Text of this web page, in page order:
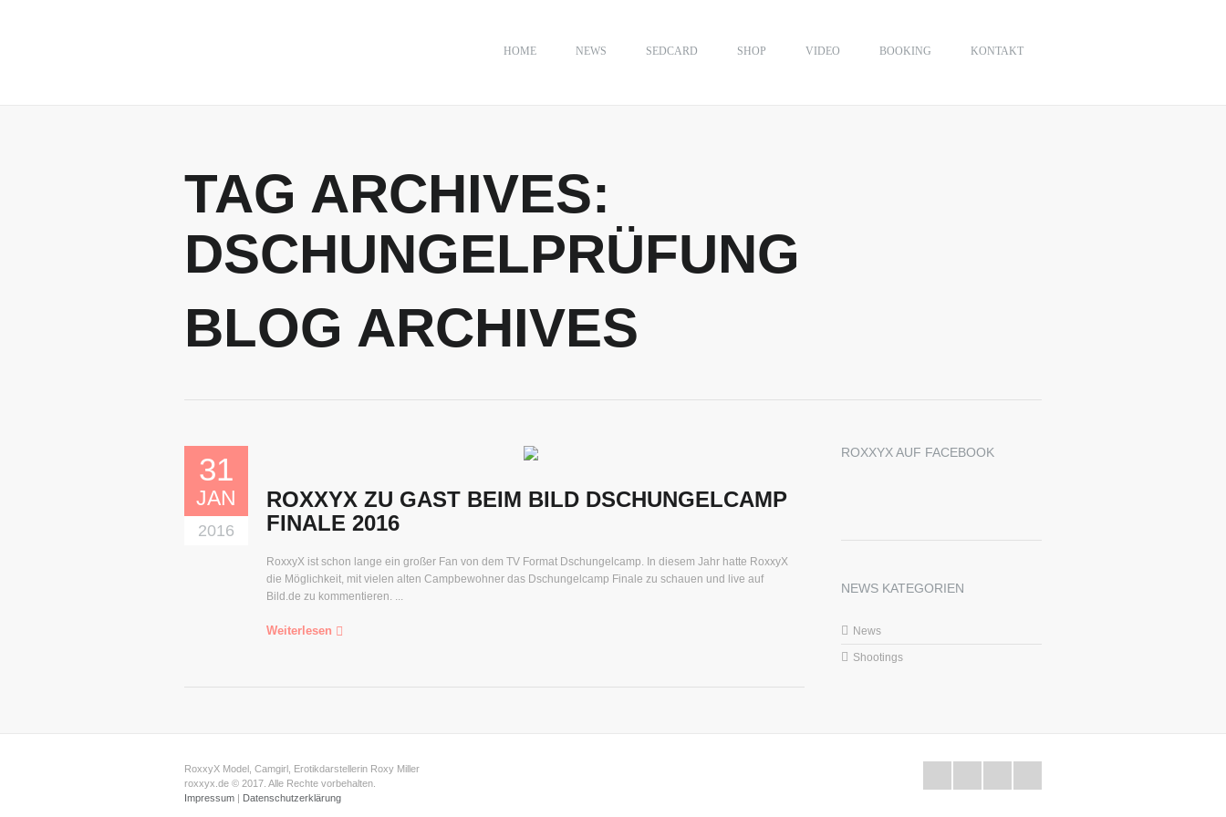
HOME NEWS SEDCARD SHOP VIDEO BOOKING KONTAKT
TAG ARCHIVES:
DSCHUNGELPRÜFUNG
BLOG ARCHIVES
31
JAN
2016
ROXXYX ZU GAST BEIM BILD DSCHUNGELCAMP
FINALE 2016
RoxxyX ist schon lange ein großer Fan von dem TV Format Dschungelcamp. In diesem Jahr hatte RoxxyX
die Möglichkeit, mit vielen alten Campbewohner das Dschungelcamp Finale zu schauen und live auf
Bild.de zu kommentieren. ...
Weiterlesen
ROXXYX AUF FACEBOOK
NEWS KATEGORIEN
News
Shootings
RoxxyX Model, Camgirl, Erotikdarstellerin Roxy Miller
roxxyx.de © 2017. Alle Rechte vorbehalten.
Impressum | Datenschutzerklärung